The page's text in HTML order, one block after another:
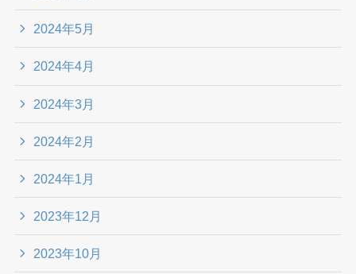
2024年5月
2024年4月
2024年3月
2024年2月
2024年1月
2023年12月
2023年10月